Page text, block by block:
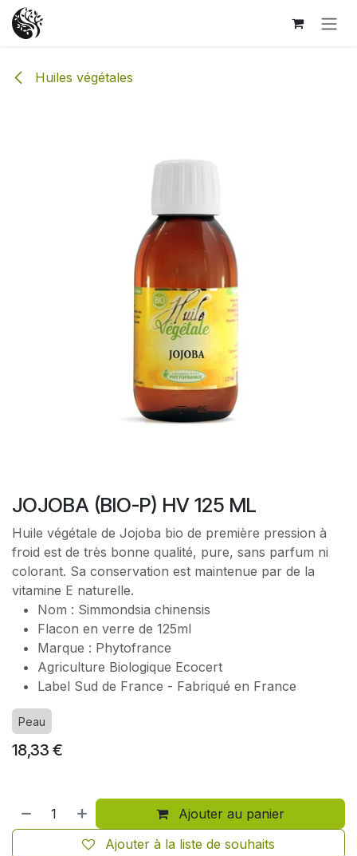
Se rendre au contenu
Huiles végétales
JOJOBA (BIO-P) HV 125 ML
Huile végétale de Jojoba bio de première pression à
froid est de très bonne qualité, pure, sans parfum ni
colorant. Sa conservation est maintenue par de la
vitamine E naturelle.
Nom : Simmondsia chinensis
Flacon en verre de 125ml
Marque : Phytofrance
Agriculture Biologique Ecocert
Label Sud de France - Fabriqué en France
Peau
18,33 €
Ajouter au panier
Ajouter à la liste de souhaits